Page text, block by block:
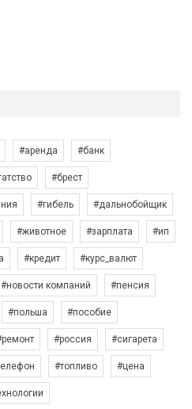
#аренда #банк
#брест
#гибель #дальнобойщик
#животное #зарплата #ип
#кредит #курс_валют
#новости компаний #пенсия
#польша #пособие
#россия #сигарета
#топливо #цена